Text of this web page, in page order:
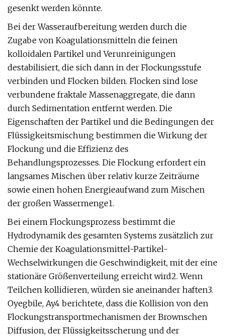
gesenkt werden könnte.
Bei der Wasseraufbereitung werden durch die
Zugabe von Koagulationsmitteln die feinen
kolloidalen Partikel und Verunreinigungen
destabilisiert, die sich dann in der Flockungsstufe
verbinden und Flocken bilden. Flocken sind lose
verbundene fraktale Massenaggregate, die dann
durch Sedimentation entfernt werden. Die
Eigenschaften der Partikel und die Bedingungen der
Flüssigkeitsmischung bestimmen die Wirkung der
Flockung und die Effizienz des
Behandlungsprozesses. Die Flockung erfordert ein
langsames Mischen über relativ kurze Zeiträume
sowie einen hohen Energieaufwand zum Mischen
der großen Wassermenge1.
Bei einem Flockungsprozess bestimmt die
Hydrodynamik des gesamten Systems zusätzlich zur
Chemie der Koagulationsmittel-Partikel-
Wechselwirkungen die Geschwindigkeit, mit der eine
stationäre Größenverteilung erreicht wird2. Wenn
Teilchen kollidieren, würden sie aneinander haften3.
Oyegbile, Ay4 berichtete, dass die Kollision von den
Flockungstransportmechanismen der Brownschen
Diffusion, der Flüssigkeitsscherung und der